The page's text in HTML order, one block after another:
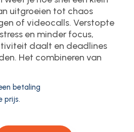
uitgroeien tot chaos
of videocalls. Verstopte
en minder focus,
daalt en deadlines
Het combineren van
betaling
prijs.